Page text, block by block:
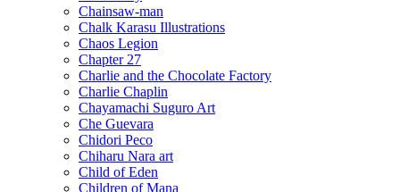
Chainsaw-man
Chalk Karasu Illustrations
Chaos Legion
Chapter 27
Charlie and the Chocolate Factory
Charlie Chaplin
Chayamachi Suguro Art
Che Guevara
Chidori Peco
Chiharu Nara art
Child of Eden
Children of Mana